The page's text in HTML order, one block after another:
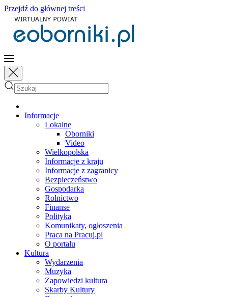
Przejdź do głównej treści
Informacje
Lokalne
Oborniki
Video
Wielkopolska
Informacje z kraju
Informacje z zagranicy
Bezpieczeństwo
Gospodarka
Rolnictwo
Finanse
Polityka
Komunikaty, ogłoszenia
Praca na Pracuj.pl
O portalu
Kultura
Wydarzenia
Muzyka
Zapowiedzi kultura
Skarby Kultury